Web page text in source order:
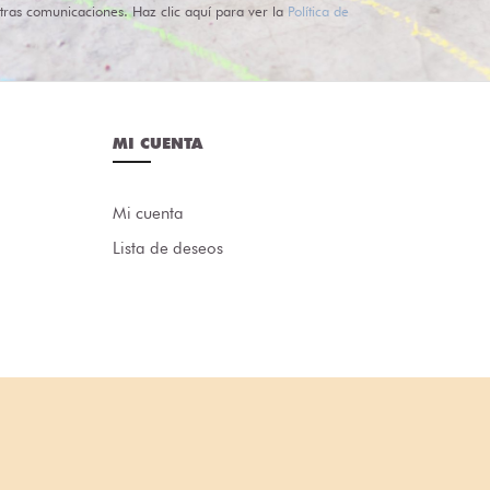
comunicaciones. Haz clic aquí para ver la Política de
MI CUENTA
Mi cuenta
Lista de deseos